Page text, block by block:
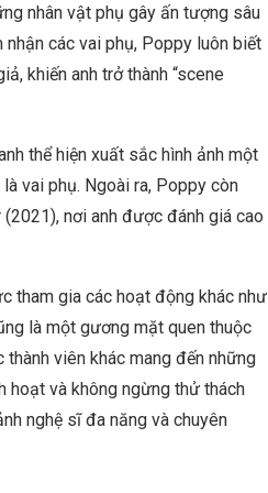
nhân vật phụ gây ấn tượng sâu
các vai phụ, Poppy luôn biết
khiến anh trở thành “scene
thể hiện xuất sắc hình ảnh một
vai phụ. Ngoài ra, Poppy còn
nơi anh được đánh giá cao
tham gia các hoạt động khác như
là một gương mặt quen thuộc
thành viên khác mang đến những
hoạt và không ngừng thử thách
nghệ sĩ đa năng và chuyên